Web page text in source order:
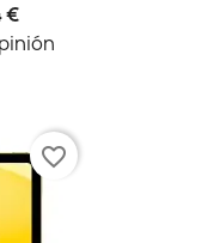
€
favorite_border